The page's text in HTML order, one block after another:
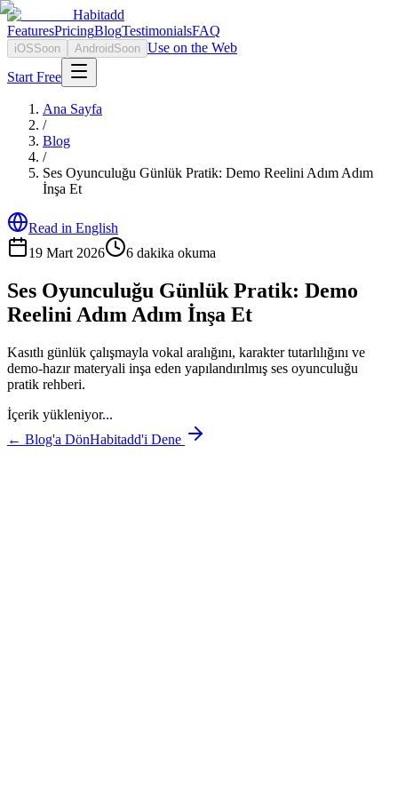
Habitadd
FeaturesPricingBlogTestimonialsFAQ
iOSSoon Android Soon Use on the Web
Start Free
Ana Sayfa
/
Blog
/
Ses Oyunculuğu Günlük Pratik: Demo Reelini Adım Adım
İnşa Et
Read in English
19 Mart 2026
6 dakika okuma
Ses Oyunculuğu Günlük Pratik: Demo
Reelini Adım Adım İnşa Et
Kasıtlı günlük çalışmayla vokal aralığını, karakter tutarlılığını ve
demo-hazır materyali inşa eden yapılandırılmış ses oyunculuğu
pratik rehberi.
İçerik yükleniyor...
← Blog'a DönHabitadd'i Dene